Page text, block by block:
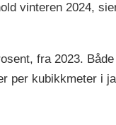
vinteren 2024,
fra 2023. Både
per kubikkmeter i